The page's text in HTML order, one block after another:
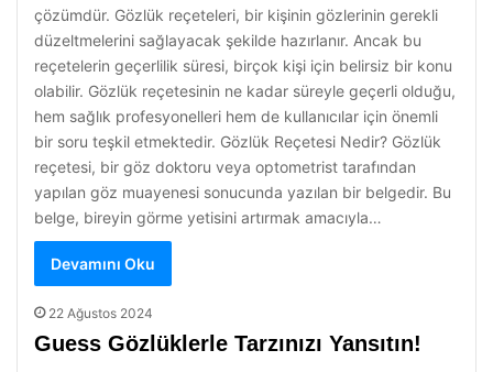
çözümdür. Gözlük reçeteleri, bir kişinin gözlerinin gerekli
düzeltmelerini sağlayacak şekilde hazırlanır. Ancak bu
reçetelerin geçerlilik süresi, birçok kişi için belirsiz bir konu
olabilir. Gözlük reçetesinin ne kadar süreyle geçerli olduğu,
hem sağlık profesyonelleri hem de kullanıcılar için önemli
bir soru teşkil etmektedir. Gözlük Reçetesi Nedir? Gözlük
reçetesi, bir göz doktoru veya optometrist tarafından
yapılan göz muayenesi sonucunda yazılan bir belgedir. Bu
belge, bireyin görme yetisini artırmak amacıyla…
Devamını Oku
22 Ağustos 2024
Guess Gözlüklerle Tarzınızı Yansıtın!